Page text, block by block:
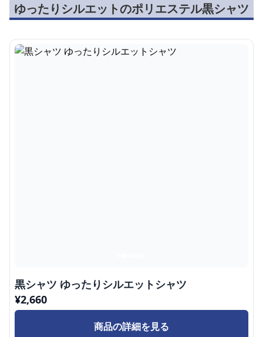
ゆったりシルエットのポリエステル黒シャツ
黒シャツ ゆったりシルエットシャツ
¥2,660
商品の詳細を見る